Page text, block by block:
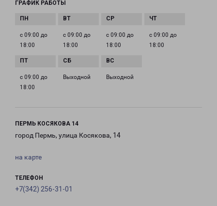
ГРАФИК РАБОТЫ
с 09:00 до
18:00
с 09:00 до
18:00
с 09:00 до
18:00
с 09:00 до
18:00
с 09:00 до
18:00
Выходной Выходной
ПЕРМЬ КОСЯКОВА 14
город Пермь, улица Косякова, 14
на карте
ТЕЛЕФОН
+7(342) 256-31-01